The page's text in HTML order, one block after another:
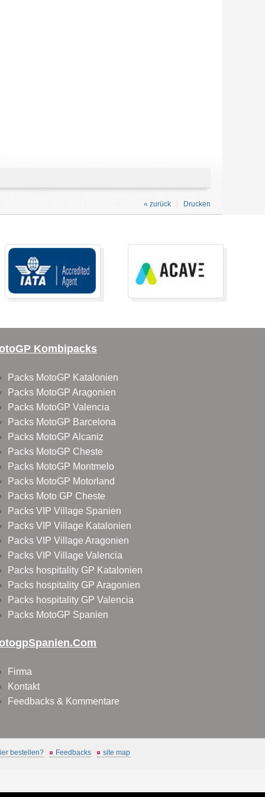
Drucken
« zurück
Kombipacks
Packs MotoGP Katalonien
Packs MotoGP Aragonien
Packs MotoGP Valencia
Packs MotoGP Barcelona
Packs MotoGP Alcaniz
Packs MotoGP Cheste
Packs MotoGP Montmelo
Packs MotoGP Motorland
Packs Moto GP Cheste
Packs VIP Village Spanien
Packs VIP Village Katalonien
Packs VIP Village Aragonien
Packs VIP Village Valencia
Packs hospitality GP Katalonien
Packs hospitality GP Aragonien
Packs hospitality GP Valencia
Packs MotoGP Spanien
Firma
Kontakt
Feedbacks & Kommentare
bestellen? Feedbacks site map